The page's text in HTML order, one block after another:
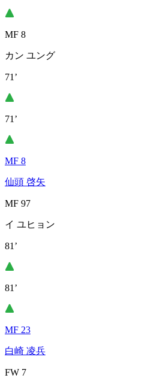
MF 8
カン ユング
71’
71’
MF 8
仙頭 啓矢
MF 97
イ ユヒョン
81’
81’
MF 23
白崎 凌兵
FW 7